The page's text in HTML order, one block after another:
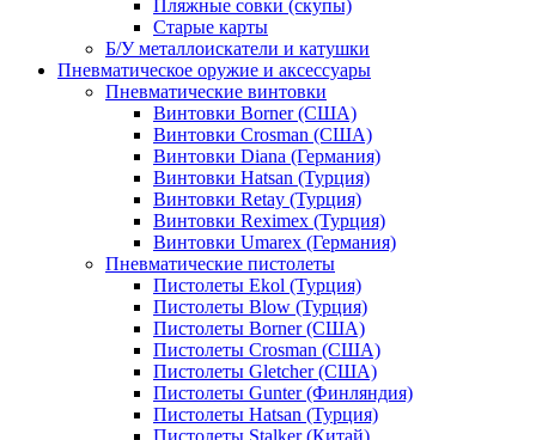
Пляжные совки (скупы)
Старые карты
Б/У металлоискатели и катушки
Пневматическое оружие и аксессуары
Пневматические винтовки
Винтовки Borner (США)
Винтовки Crosman (США)
Винтовки Diana (Германия)
Винтовки Hatsan (Турция)
Винтовки Retay (Турция)
Винтовки Reximex (Турция)
Винтовки Umarex (Германия)
Пневматические пистолеты
Пистолеты Ekol (Турция)
Пистолеты Blow (Турция)
Пистолеты Borner (США)
Пистолеты Crosman (США)
Пистолеты Gletcher (США)
Пистолеты Gunter (Финляндия)
Пистолеты Hatsan (Турция)
Пистолеты Stalker (Китай)